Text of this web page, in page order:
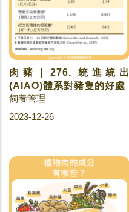
肉豬｜276. 統進統出
(AIAO)體系對豬隻的好處
飼養管理
2023-12-26